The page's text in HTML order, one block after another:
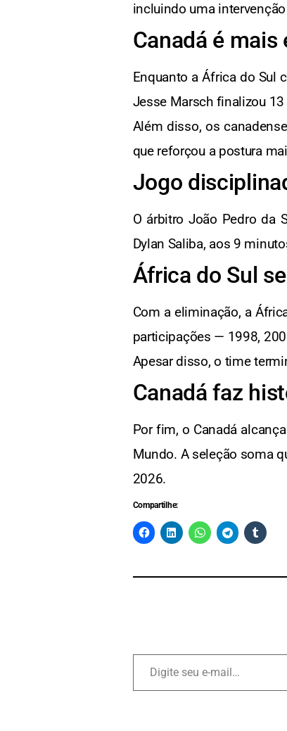
incluindo uma
Canadá é
Enquanto a África do Sul
Jesse Marsch finalizou
Além disso, os
que reforçou a postura
Jogo
O árbitro João Pedro da
Dylan Saliba, aos 9
África do Sul
Com a eliminação, a
participações — 1998,
Apesar disso, o time
Canadá faz
Por fim, o Canadá
Mundo. A seleção soma
2026.
Compartilhe: